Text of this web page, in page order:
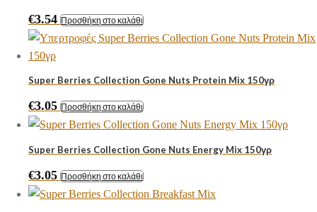
€3.54 Προσθήκη στο καλάθι
Super Berries Collection Gone Nuts Protein Mix 150γρ
€3.05 Προσθήκη στο καλάθι
Super Berries Collection Gone Nuts Energy Mix 150γρ
€3.05 Προσθήκη στο καλάθι